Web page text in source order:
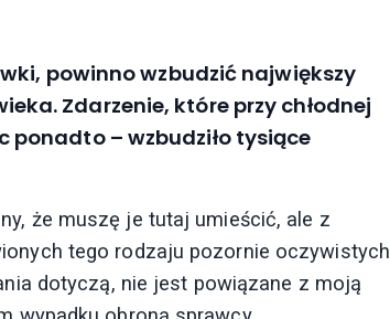
powinno wzbudzić największy
Zdarzenie, które przy chłodnej
– wzbudziło tysiące
że muszę je tutaj umieścić, ale z
tego rodzaju pozornie oczywistych
dotyczą, nie jest powiązane z moją